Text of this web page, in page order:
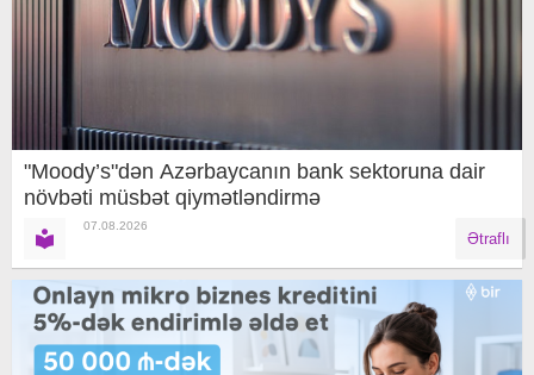
"Moody’s"dən Azərbaycanın bank sektoruna dair
növbəti müsbət qiymətləndirmə
07.08.2026
Ətraflı